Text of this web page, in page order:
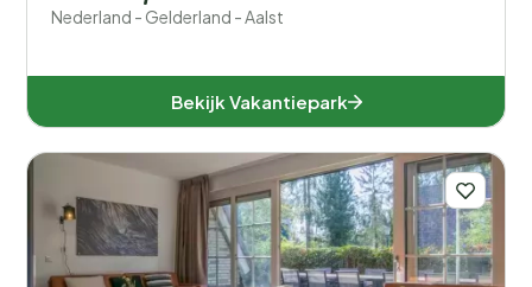
Nederland - Gelderland - Aalst
Bekijk Vakantiepark